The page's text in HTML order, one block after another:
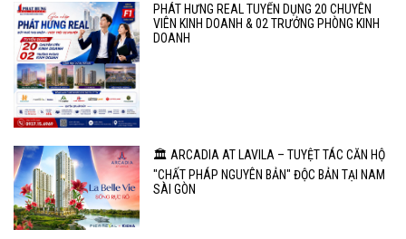
PHÁT HƯNG REAL TUYỂN DỤNG 20 CHUYÊN
VIÊN KINH DOANH & 02 TRƯỞNG PHÒNG KINH
DOANH
🏛️ ARCADIA AT LAVILA – TUYỆT TÁC CĂN HỘ
"CHẤT PHÁP NGUYÊN BẢN" ĐỘC BẢN TẠI NAM
SÀI GÒN